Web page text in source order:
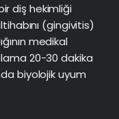
diş hekimliği
(gingivitis)
medikal
20-30 dakika
biyolojik uyum